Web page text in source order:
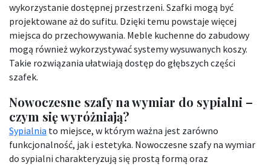
wykorzystanie dostępnej przestrzeni. Szafki mogą być
projektowane aż do sufitu. Dzięki temu powstaje więcej
miejsca do przechowywania. Meble kuchenne do zabudowy
mogą również wykorzystywać systemy wysuwanych koszy.
Takie rozwiązania ułatwiają dostęp do głębszych części
szafek.
Nowoczesne szafy na wymiar do sypialni –
czym się wyróżniają?
Sypialnia to miejsce, w którym ważna jest zarówno
funkcjonalność, jak i estetyka. Nowoczesne szafy na wymiar
do sypialni charakteryzują się prostą formą oraz